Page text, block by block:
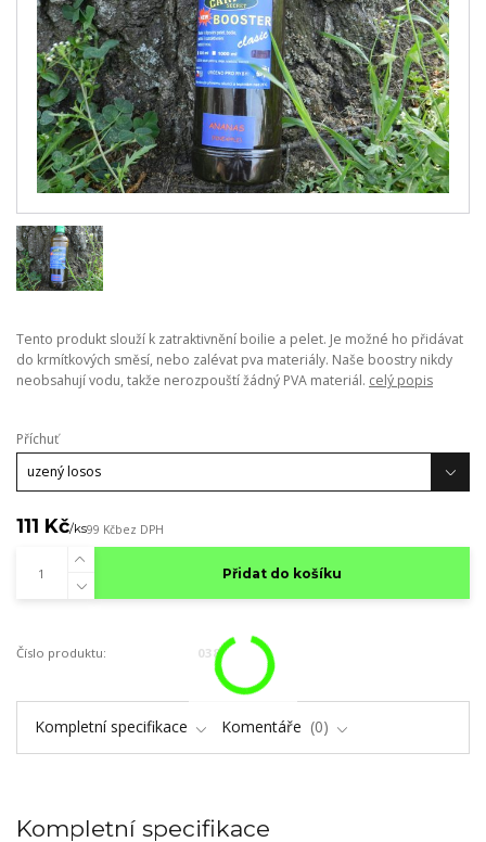
Tento produkt slouží k zatraktivnění boilie a pelet. Je možné ho přidávat
do krmítkových směsí, nebo zalévat pva materiály. Naše boostry nikdy
neobsahují vodu, takže nerozpouští žádný PVA materiál. celý popis
Příchuť
111 Kč/ks99 Kčbez DPH
Přidat do košíku
Číslo produktu: 038
Kompletní specifikace Komentáře 0
Kompletní specifikace